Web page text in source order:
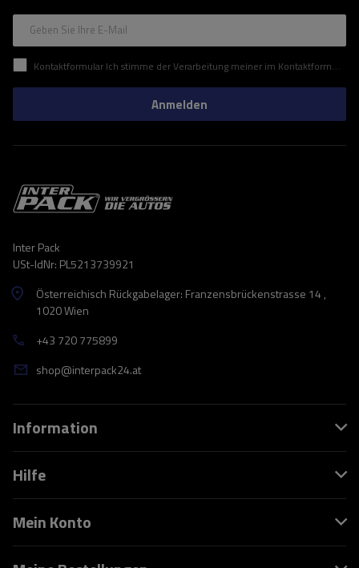
Geben Sie Ihre E-Mail
Kontaktformular Ich stimme der Verarbeitung meiner im Kontaktformular enthaltenen personenbezogenen Daten gemäß der Verordnung (EU) des Europäischen Parlaments und des Rates zu.
Anmelden
Inter Pack
USt-IdNr: PL5213739921
Österreichisch Rückgabelager: Franzensbrückenstrasse 14 ,
1020 Wien
+43 720 775899
shop@interpack24.at
Information
Hilfe
Mein Konto